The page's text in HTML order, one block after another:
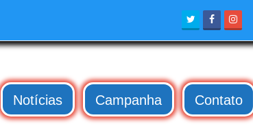
TwitterFacebook
Notícias Campanha Contato